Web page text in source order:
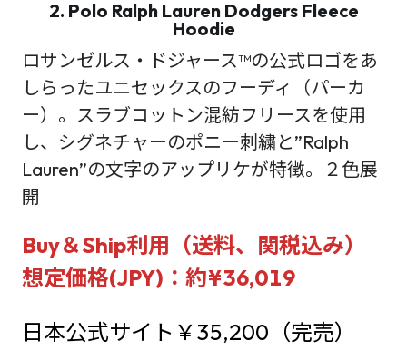
2. Polo Ralph Lauren Dodgers Fleece
Hoodie
ロサンゼルス・ドジャース™の公式ロゴをあ
しらったユニセックスのフーディ（パーカ
ー）。スラブコットン混紡フリースを使用
し、シグネチャーのポニー刺繍と”Ralph
Lauren”の文字のアップリケが特徴。２色展
開
Buy＆Ship利用（送料、関税込み）
想定価格(JPY)：約¥36,019
日本公式サイト￥35,200（完売）